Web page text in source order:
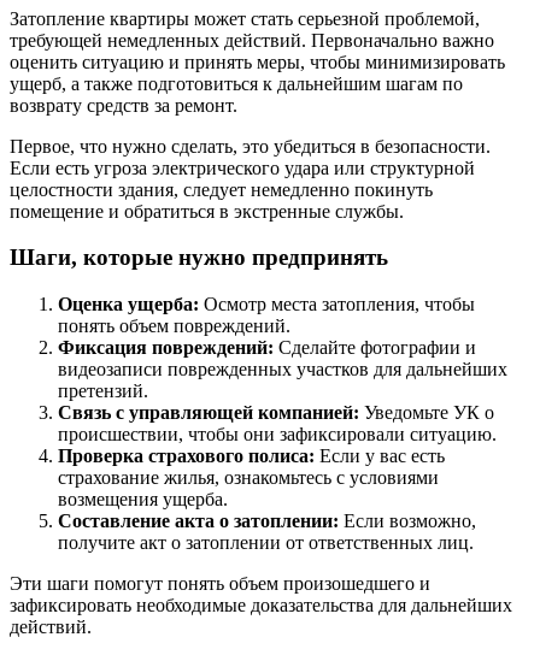
Затопление квартиры может стать серьезной проблемой,
требующей немедленных действий. Первоначально важно
оценить ситуацию и принять меры, чтобы минимизировать
ущерб, а также подготовиться к дальнейшим шагам по
возврату средств за ремонт.
Первое, что нужно сделать, это убедиться в безопасности.
Если есть угроза электрического удара или структурной
целостности здания, следует немедленно покинуть
помещение и обратиться в экстренные службы.
Шаги, которые нужно предпринять
Оценка ущерба: Осмотр места затопления, чтобы
понять объем повреждений.
Фиксация повреждений: Сделайте фотографии и
видеозаписи поврежденных участков для дальнейших
претензий.
Связь с управляющей компанией: Уведомьте УК о
происшествии, чтобы они зафиксировали ситуацию.
Проверка страхового полиса: Если у вас есть
страхование жилья, ознакомьтесь с условиями
возмещения ущерба.
Составление акта о затоплении: Если возможно,
получите акт о затоплении от ответственных лиц.
Эти шаги помогут понять объем произошедшего и
зафиксировать необходимые доказательства для дальнейших
действий.